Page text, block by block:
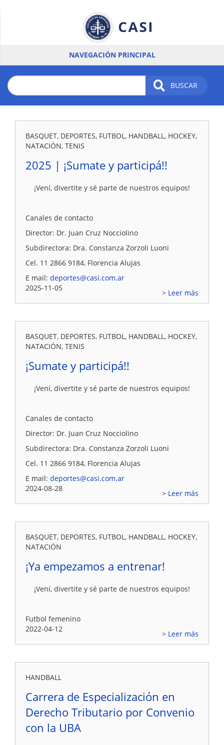
NAVEGACIÓN PRINCIPAL
BUSCAR
BASQUET, DEPORTES, FUTBOL, HANDBALL, HOCKEY,
NATACIÓN, TENIS
2025 | ¡Sumate y participá!!
¡Vení, divertite y sé parte de nuestros equipos!
Canales de contacto
Director: Dr. Juan Cruz Nocciolino
Subdirectora: Dra. Constanza Zorzoli Luoni
Cel. 11 2866 9184, Florencia Alujas
E mail: deportes@casi.com.ar
2025-11-05
Leer más
BASQUET, DEPORTES, FUTBOL, HANDBALL, HOCKEY,
NATACIÓN, TENIS
¡Sumate y participá!!
¡Vení, divertite y sé parte de nuestros equipos!
Canales de contacto
Director: Dr. Juan Cruz Nocciolino
Subdirectora: Dra. Constanza Zorzoli Luoni
Cel. 11 2866 9184, Florencia Alujas
E mail: deportes@casi.com.ar
2024-08-28
Leer más
BASQUET, DEPORTES, FUTBOL, HANDBALL, HOCKEY,
NATACIÓN
¡Ya empezamos a entrenar!
¡Vení, divertite y sé parte de nuestros equipos!
Futbol femenino
2022-04-12
Leer más
HANDBALL
Carrera de Especialización en
Derecho Tributario por Convenio
con la UBA